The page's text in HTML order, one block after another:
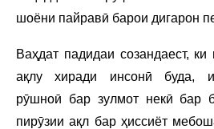
шоёни пайравӣ барои дигарон
Ваҳдат падидаи созандаест,
ақлу хиради инсонӣ буда,
рӯшноӣ бар зулмот некӣ бар
пирӯзии ақл бар ҳиссиёт